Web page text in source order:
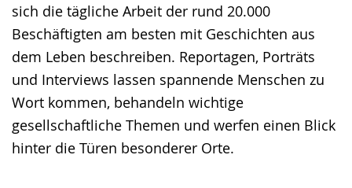
sich die tägliche Arbeit der rund 20.000
Beschäftigten am besten mit Geschichten aus
dem Leben beschreiben. Reportagen, Porträts
und Interviews lassen spannende Menschen zu
Wort kommen, behandeln wichtige
gesellschaftliche Themen und werfen einen Blick
hinter die Türen besonderer Orte.
angezeigt.